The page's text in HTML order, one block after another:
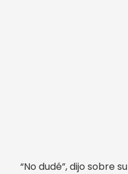
“No dudé”, dijo sobre